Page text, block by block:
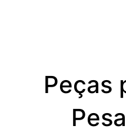
Peças